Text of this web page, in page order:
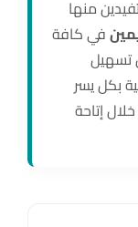
منها
في كافة
تسهيل
بكل يسر
إتاحة